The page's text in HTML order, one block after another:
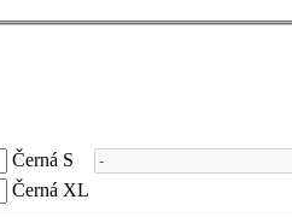
Černá S
Černá XL